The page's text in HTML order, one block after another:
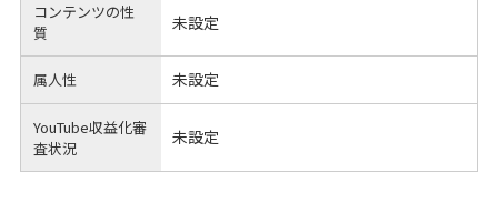
コンテンツの性
質
未設定
属人性 未設定
YouTube収益化審
査状況
未設定